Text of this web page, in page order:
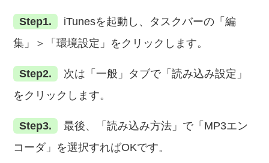
Step1.
iTunesを起動し、タスクバーの「編
集」＞「環境設定」をクリックします。
Step2.
次は「一般」タブで「読み込み設定」
をクリックします。
Step3.
最後、「読み込み方法」で「MP3エン
コーダ」を選択すればOKです。